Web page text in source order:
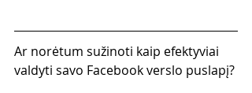
Ar norėtum sužinoti kaip efektyviai
valdyti savo Facebook verslo puslapį?